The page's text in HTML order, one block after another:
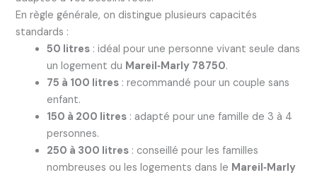
En règle générale, on distingue plusieurs capacités
standards :
50 litres: idéal pour une personne vivant seule dans
un logement du Mareil‑Marly 78750.
75 à 100 litres: recommandé pour un couple sans
enfant.
150 à 200 litres: adapté pour une famille de 3 à 4
personnes.
250 à 300 litres: conseillé pour les familles
nombreuses ou les logements dans le Mareil‑Marly